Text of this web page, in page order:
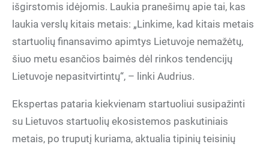
išgirstomis idėjomis. Laukia pranešimų apie tai, kas
laukia verslų kitais metais: „Linkime, kad kitais metais
startuolių finansavimo apimtys Lietuvoje nemažėtų,
šiuo metu esančios baimės dėl rinkos tendencijų
Lietuvoje nepasitvirtintų“, – linki Audrius.
Ekspertas pataria kiekvienam startuoliui susipažinti
su Lietuvos startuolių ekosistemos paskutiniais
metais, po truputį kuriama, aktualia tipinių teisinių